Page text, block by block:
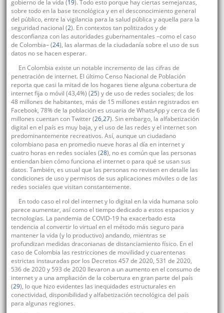
gobierno de la vida (19). Todo esto porque hay ciertas semejanzas,
sobre todo en la base tecnológica y en el desconocimiento general
del público, entre la vigilancia para la salud pública y aquella para la
seguridad nacional (2). En contextos tan politizados y de
desconfianza con las autoridades gubernamentales –como el caso
de Colombia– (24), las alarmas de la ciudadanía sobre el uso de sus
datos no se hacen esperar.
En Colombia existe un notable incremento de las cifras de
penetración de internet. El último Censo Nacional de Población
reporta que casi la mitad de los hogares tiene alguna cobertura de
internet fija o móvil (43,4%) (25) y de uso de redes sociales; de los
48 millones de habitantes, más de 15 millones están registrados en
Facebook, 78% de la población es usuaria de WhatsApp y cerca de 6
millones cuentan con Twitter (26,27). Sin embargo, la alfabetización
digital en el país es muy baja, y el uso de las redes y el internet son
predominantemente recreativos. Así, aunque un ciudadano
colombiano pasa en promedio nueve horas al día en internet y
cuatro horas en redes sociales (28), no es común que las personas
entiendan bien cómo funciona el internet o para qué se usan sus
datos. También, es usual que las personas no revisen en detalle las
condiciones de uso y permisos de sus aplicaciones móviles o de las
redes sociales que visitan constantemente.
En todo caso el rol del internet y lo digital en la vida humana solo
parece aumentar, así como el tiempo dedicado a estos espacios y
tecnologías. La pandemia de COVID-19 ha exacerbado esta
tendencia al convertir lo virtual en el método más seguro para
mantener la vida (y lo productivo) andando, mientras se
profundizan medidas draconianas de distanciamiento físico. En el
caso de Colombia las restricciones de movilidad y cuarentenas
estrictas instauradas por los Decretos 457 de 2020, 531 de 2020​, ​
536 de 2020 y ​593 de 2020 llevaron a un aumento en el consumo de
internet y a una ampliación de la cobertura en gran parte del país
(29), lo que hizo evidentes las inequidades estructurales en
conectividad, disponibilidad y alfabetización tecnológica del país
para algunas regiones.